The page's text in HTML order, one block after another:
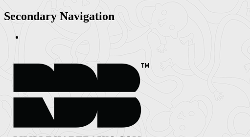
Secondary Navigation